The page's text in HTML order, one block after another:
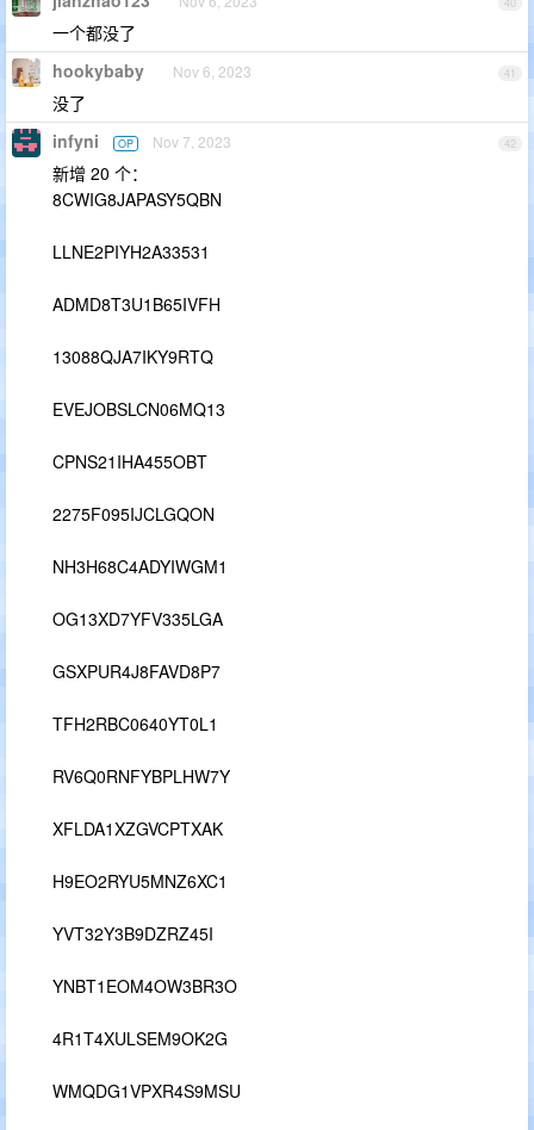
一个都没了
41
hookybaby Nov 6, 2023
没了
42
infyni OP Nov 7, 2023
新增 20 个：
8CWIG8JAPASY5QBN
LLNE2PIYH2A33531
ADMD8T3U1B65IVFH
13088QJA7IKY9RTQ
EVEJOBSLCN06MQ13
CPNS21IHA455OBT
2275F095IJCLGQON
NH3H68C4ADYIWGM1
OG13XD7YFV335LGA
GSXPUR4J8FAVD8P7
TFH2RBC0640YT0L1
RV6Q0RNFYBPLHW7Y
XFLDA1XZGVCPTXAK
H9EO2RYU5MNZ6XC1
YVT32Y3B9DZRZ45I
YNBT1EOM4OW3BR3O
4R1T4XULSEM9OK2G
WMQDG1VPXR4S9MSU